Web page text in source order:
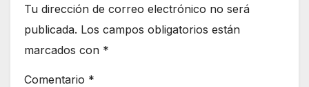
Tu dirección de correo electrónico no será
publicada. Los campos obligatorios están
marcados con *
Comentario *